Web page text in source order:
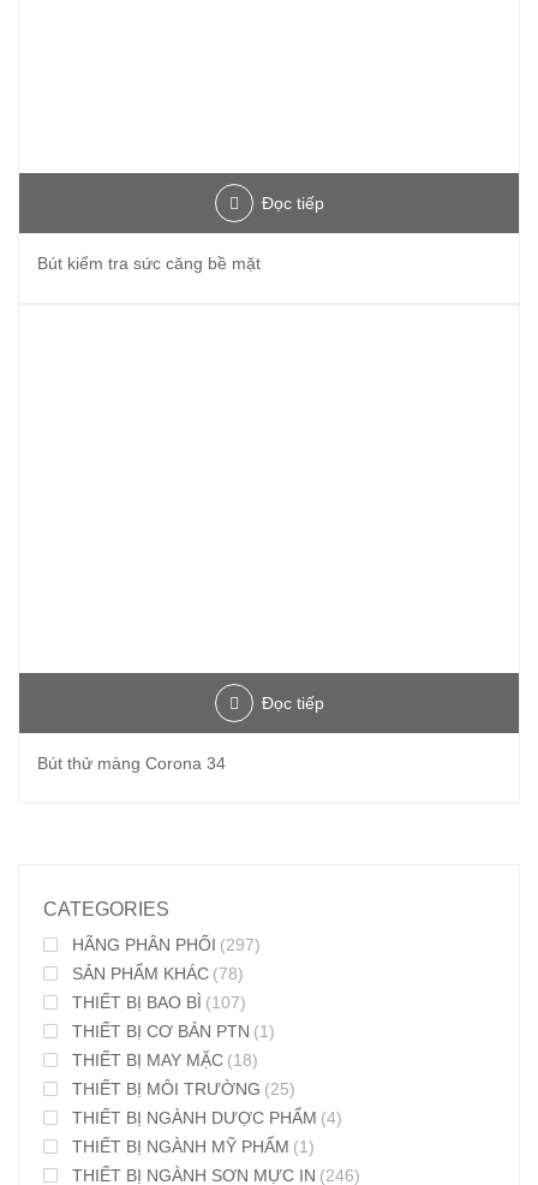
Đọc tiếp
Bút kiểm tra sức căng bề mặt
Đọc tiếp
Bút thử màng Corona 34
CATEGORIES
HÃNG PHÂN PHỐI (297)
SẢN PHẨM KHÁC (78)
THIẾT BỊ BAO BÌ (107)
THIẾT BỊ CƠ BẢN PTN (1)
THIẾT BỊ MAY MẶC (18)
THIẾT BỊ MÔI TRƯỜNG (25)
THIẾT BỊ NGÀNH DƯỢC PHẨM (4)
THIẾT BỊ NGÀNH MỸ PHẨM (1)
THIẾT BỊ NGÀNH SƠN MỰC IN (246)